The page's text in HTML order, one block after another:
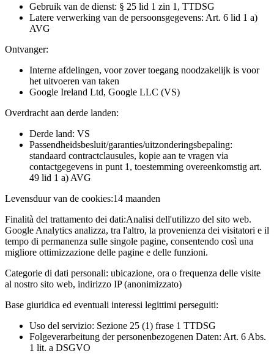
Gebruik van de dienst: § 25 lid 1 zin 1, TTDSG
Latere verwerking van de persoonsgegevens: Art. 6 lid 1 a)
AVG
Ontvanger:
Interne afdelingen, voor zover toegang noodzakelijk is voor
het uitvoeren van taken
Google Ireland Ltd, Google LLC (VS)
Overdracht aan derde landen:
Derde land: VS
Passendheidsbesluit/garanties/uitzonderingsbepaling:
standaard contractclausules, kopie aan te vragen via
contactgegevens in punt 1, toestemming overeenkomstig art.
49 lid 1 a) AVG
Levensduur van de cookies:14 maanden
Finalità del trattamento dei dati:Analisi dell'utilizzo del sito web.
Google Analytics analizza, tra l'altro, la provenienza dei visitatori e il
tempo di permanenza sulle singole pagine, consentendo così una
migliore ottimizzazione delle pagine e delle funzioni.
Categorie di dati personali: ubicazione, ora o frequenza delle visite
al nostro sito web, indirizzo IP (anonimizzato)
Base giuridica ed eventuali interessi legittimi perseguiti:
Uso del servizio: Sezione 25 (1) frase 1 TTDSG
Folgeverarbeitung der personenbezogenen Daten: Art. 6 Abs.
1 lit. a DSGVO